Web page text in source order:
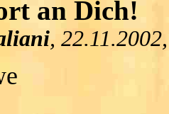
an Dich!
,